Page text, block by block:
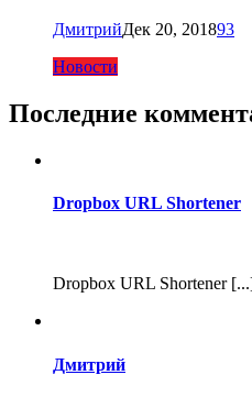
ДмитрийДек 20, 201893
Новости
Последние
Dropbox URL Shortener
Dropbox URL Shortener
Дмитрий